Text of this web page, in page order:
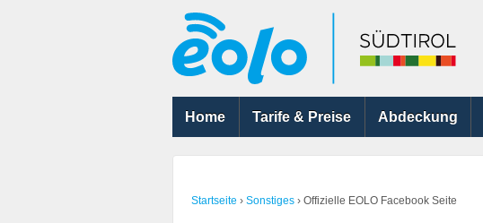
Home Tarife & Preise Abdeckung
Startseite › Sonstiges › Offizielle EOLO Facebook Seite